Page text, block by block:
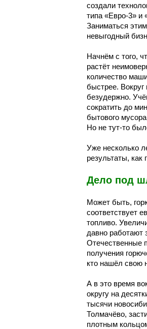
создали
типа «Евро-3» и
Заниматься
невыгодный
Начнём с того,
растёт
количество
быстрее. Вокруг
безудержно.
сократить до
бытового
Но не тут-то
Уже несколько
результаты,
Дело под
Может быть,
соответствует
топливо.
давно работают
Отечественные
получения
кто нашёл свою
А в это время
округу на
тысячи
Толмачёво,
плотным